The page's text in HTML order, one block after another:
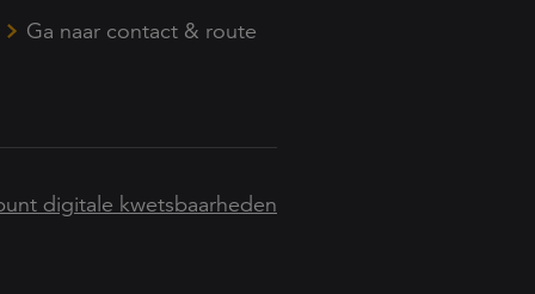
Ga naar contact & route
digitale kwetsbaarheden